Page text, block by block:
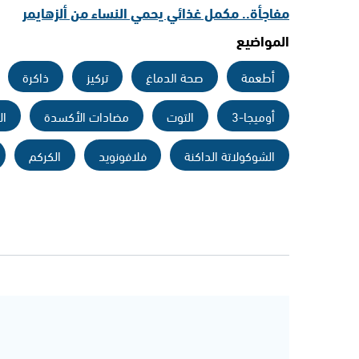
مفاجأة.. مكمل غذائي يحمي النساء من ألزهايمر
المواضيع
أطعمة صحة الدماغ تركيز
ذاكرة
أوميجا-3
التوت مضادات الأكسدة
الشوكولاتة الداكنة
فلافونويد الكركم